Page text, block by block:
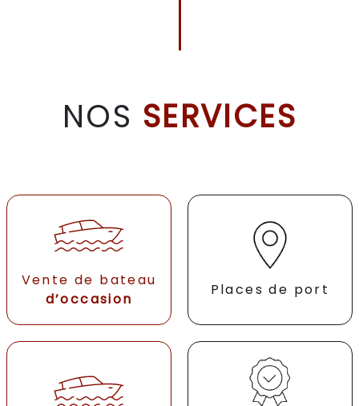
NOS SERVICES
Vente de bateau
d’occasion
Places de port